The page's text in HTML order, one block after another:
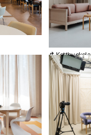
↱ Kottby skola